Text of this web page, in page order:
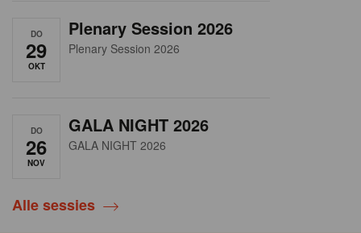
DO
29
OKT
Plenary Session 2026
Plenary Session 2026
DO
26
NOV
GALA NIGHT 2026
GALA NIGHT 2026
Alle sessies